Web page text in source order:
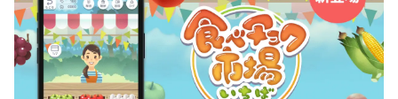
す。
そのため未熟なパイナップル特有の口の中がピリピリす
る事が
なく、パイナップルが苦手な方でも美味しく召し上がれ